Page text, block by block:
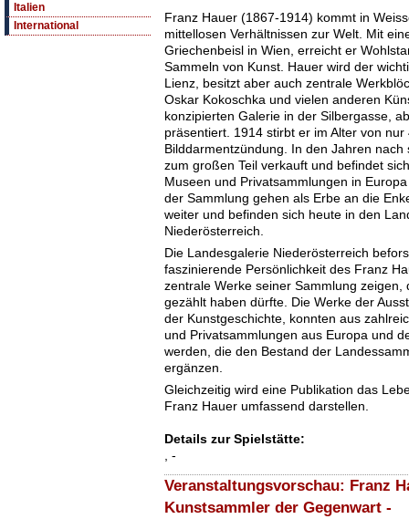
Italien
International
Franz Hauer (1867-1914) kommt in
mittellosen Verhältnissen zur Welt. Mit
Griechenbeisl in Wien, erreicht er
Sammeln von Kunst. Hauer wird der
Lienz, besitzt aber auch zentrale
Oskar Kokoschka und vielen anderen
konzipierten Galerie in der Silbergasse,
präsentiert. 1914 stirbt er im Alter von
Bilddarmentzündung. In den Jahren
zum großen Teil verkauft und befindet
Museen und Privatsammlungen in
der Sammlung gehen als Erbe an die
weiter und befinden sich heute in den
Niederösterreich.
Die Landesgalerie Niederösterreich
faszinierende Persönlichkeit des Franz
zentrale Werke seiner Sammlung zeigen,
gezählt haben dürfte. Die Werke der
der Kunstgeschichte, konnten aus
und Privatsammlungen aus Europa und
werden, die den Bestand der
ergänzen.
Gleichzeitig wird eine Publikation das
Franz Hauer umfassend darstellen.
Details zur Spielstätte:
, -
Veranstaltungsvorschau: Franz
Kunstsammler der Gegenwart -